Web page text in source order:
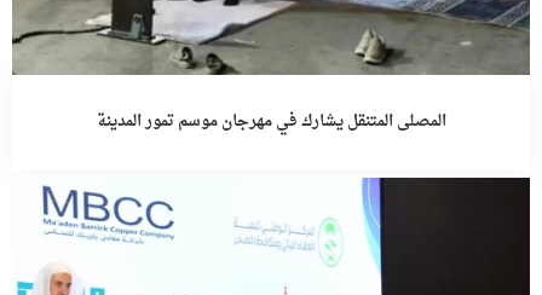
المصلى المتنقل يشارك في مهرجان موسم تمور المدينة